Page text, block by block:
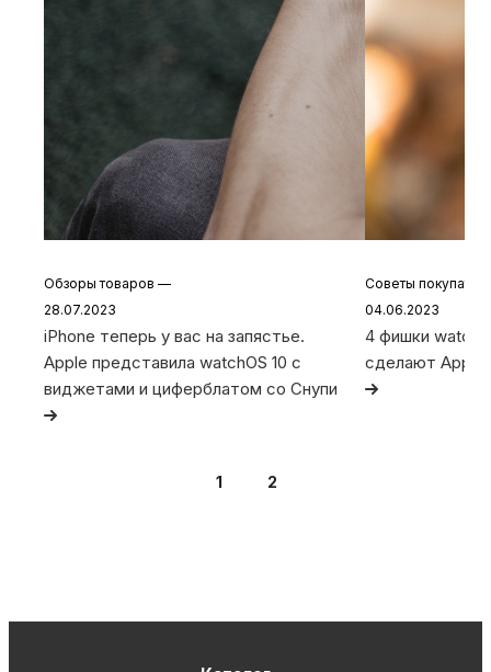
Обзоры товаров —
28.07.2023
iPhone теперь у вас на запястье.
Apple представила watchOS 10 с
виджетами и циферблатом со Снупи
Советы
04.06.2023
4 фишки
сделают Apple
1 2